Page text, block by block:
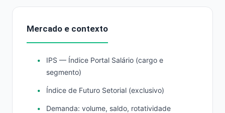
Mercado e contexto
IPS — Índice Portal Salário (cargo e
segmento)
Índice de Futuro Setorial (exclusivo)
Demanda: volume, saldo, rotatividade